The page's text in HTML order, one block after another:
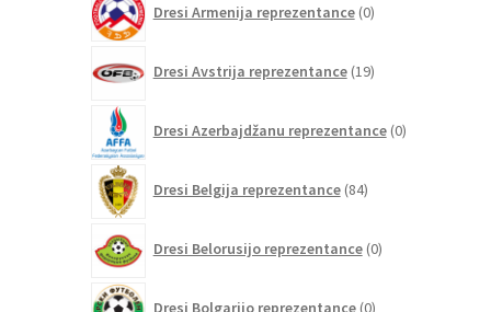
Dresi Armenija reprezentance 0izdelkov
Dresi Avstrija reprezentance 19izdelkov
Dresi Azerbajdžanu reprezentance 0izdelkov
Dresi Belgija reprezentance 84izdelkov
Dresi Belorusijo reprezentance 0izdelkov
Dresi Bolgarijo reprezentance 0